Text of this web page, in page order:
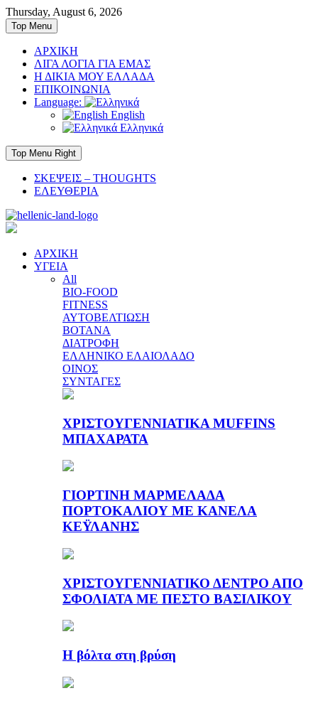
Skip
to
content
Thursday, August 6, 2026
Top Menu
ΑΡΧΙΚΗ
ΛΙΓΑ ΛΟΓΙΑ ΓΙΑ ΕΜΑΣ
Η ΔΙΚΙΑ ΜΟΥ ΕΛΛΑΔΑ
ΕΠΙΚΟΙΝΩΝΙΑ
Language:
English
Ελληνικά
Top Menu Right
ΣΚΕΨΕΙΣ – THOUGHTS
ΕΛΕΥΘΕΡΙΑ
ΑΡΧΙΚΗ
ΥΓΕΙΑ
All
BIO-FOOD
FITNESS
ΑΥΤΟΒΕΛΤΙΩΣΗ
ΒΟΤΑΝΑ
ΔΙΑΤΡΟΦΗ
ΕΛΛΗΝΙΚΟ ΕΛΑΙΟΛΑΔΟ
ΟΙΝΟΣ
ΣΥΝΤΑΓΕΣ
ΧΡΙΣΤΟΥΓΕΝΝΙΑΤΙΚΑ MUFFINS
ΜΠΑΧΑΡΑΤΑ
ΓΙΟΡΤΙΝΗ ΜΑΡΜΕΛΑΔΑ
ΠΟΡΤΟΚΑΛΙΟΥ ΜΕ ΚΑΝΕΛΑ
ΚΕΫΛΑΝΗΣ
ΧΡΙΣΤΟΥΓΕΝΝΙΑΤΙΚΟ ΔΕΝΤΡΟ ΑΠΟ
ΣΦΟΛΙΑΤΑ ΜΕ ΠΕΣΤΟ ΒΑΣΙΛΙΚΟΥ
Η βόλτα στη βρύση